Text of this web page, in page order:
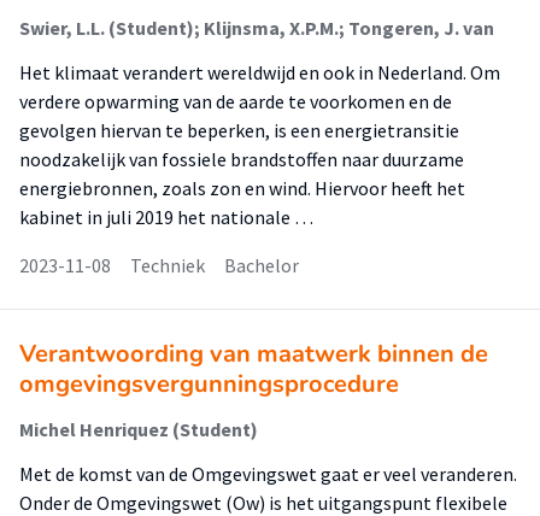
Swier, L.L. (Student); Klijnsma, X.P.M.; Tongeren, J. van
Het klimaat verandert wereldwijd en ook in Nederland. Om
verdere opwarming van de aarde te voorkomen en de
gevolgen hiervan te beperken, is een energietransitie
noodzakelijk van fossiele brandstoffen naar duurzame
energiebronnen, zoals zon en wind. Hiervoor heeft het
kabinet in juli 2019 het nationale …
2023-11-08
Techniek Bachelor
Verantwoording van maatwerk binnen de
omgevingsvergunningsprocedure
Michel Henriquez (Student)
Met de komst van de Omgevingswet gaat er veel veranderen.
Onder de Omgevingswet (Ow) is het uitgangspunt flexibele